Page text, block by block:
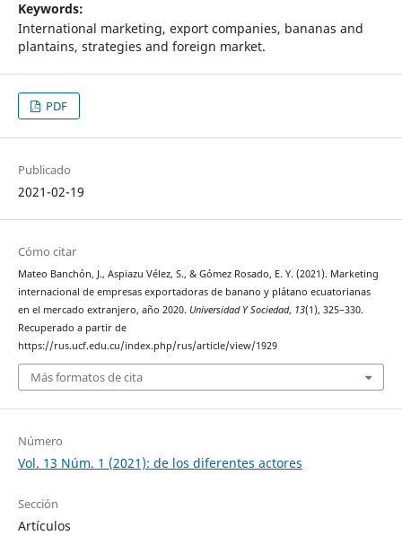
Keywords:
International marketing, export companies, bananas and
plantains, strategies and foreign market.
PDF
Publicado
2021-02-19
Cómo citar
Mateo Banchón, J., Aspiazu Vélez, S., & Gómez Rosado, E. Y. (2021). Marketing
internacional de empresas exportadoras de banano y plátano ecuatorianas
en el mercado extranjero, año 2020. Universidad Y Sociedad, 13(1), 325–330.
Recuperado a partir de
https://rus.ucf.edu.cu/index.php/rus/article/view/1929
Más formatos de cita
Número
Vol. 13 Núm. 1 (2021): de los diferentes actores
Sección
Artículos